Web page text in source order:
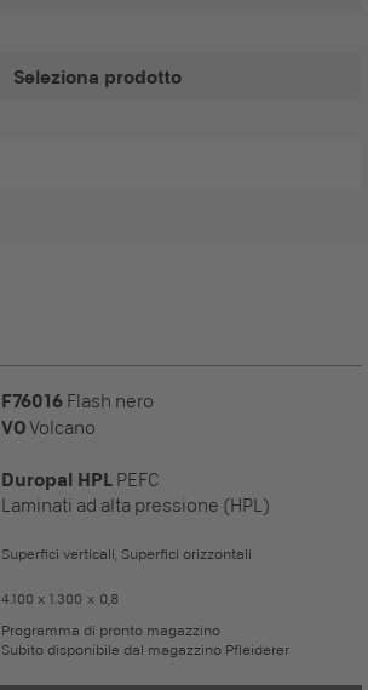
Seleziona prodotto
F76016 Flash nero
VOVolcano
Duropal HPL PEFC
Laminati ad alta pressione (HPL)
Superfici verticali, Superfici orizzontali
4.100 x 1.300 x 0,8
Programma di pronto magazzino
Subito disponibile dal magazzino Pfleiderer